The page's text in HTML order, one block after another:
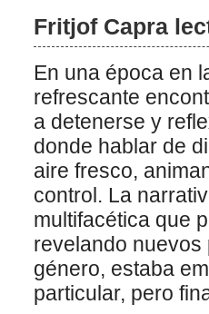
Fritjof Capra
En una época en
refrescante
a detenerse y
donde hablar de
aire fresco,
control. La
multifacética que
revelando nuevos
género, estaba
particular, pero